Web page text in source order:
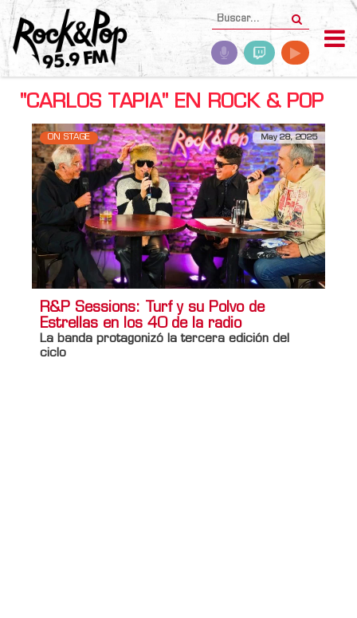
"CARLOS TAPIA" EN ROCK & POP
ON STAGE May 28, 2025
R&P Sessions: Turf y su Polvo de
Estrellas en los 40 de la radio
La banda protagonizó la tercera edición del
ciclo